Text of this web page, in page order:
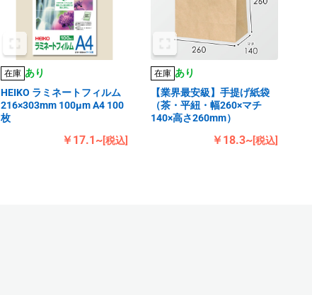
在庫 あり
HEIKO ラミネートフィルム
216×303mm 100μm A4 100
枚
￥17.1~[税込]
在庫 あり
【業界最安級】手提げ紙袋
（茶・平紐・幅260×マチ
140×高さ260mm）
￥18.3~[税込]